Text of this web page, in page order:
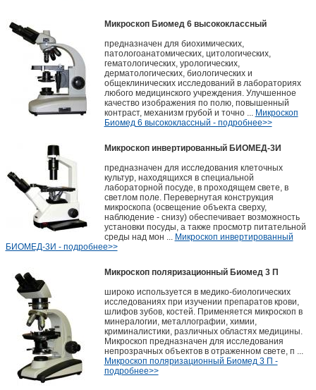
Микроскоп Биомед 6 высококлассный
предназначен для биохимических,
патологоанатомических, цитологических,
гематологических, урологических,
дерматологических, биологических и
общеклинических исследований в лабораториях
любого медицинского учреждения. Улучшенное
качество изображения по полю, повышенный
контраст, механизм грубой и точно ... Микроскоп
Биомед 6 высококлассный - подробнее>>
Микроскоп инвертированный БИОМЕД-3И
предназначен для исследования клеточных
культур, находящихся в специальной
лабораторной посуде, в проходящем свете, в
светлом поле. Перевернутая конструкция
микроскопа (освещение объекта сверху,
наблюдение - снизу) обеспечивает возможность
установки посуды, а также просмотр питательной
среды над мон ... Микроскоп инвертированный
БИОМЕД-3И - подробнее>>
Микроскоп поляризационный Биомед 3 П
широко используется в медико-биологических
исследованиях при изучении препаратов крови,
шлифов зубов, костей. Применяется микроскоп в
минералогии, металлографии, химии,
криминалистики, различных областях медицины.
Микроскоп предназначен для исследования
непрозрачных объектов в отраженном свете, п ...
Микроскоп поляризационный Биомед 3 П -
подробнее>>